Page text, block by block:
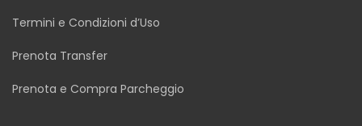
Termini e Condizioni d’Uso
Prenota Transfer
Prenota e Compra Parcheggio